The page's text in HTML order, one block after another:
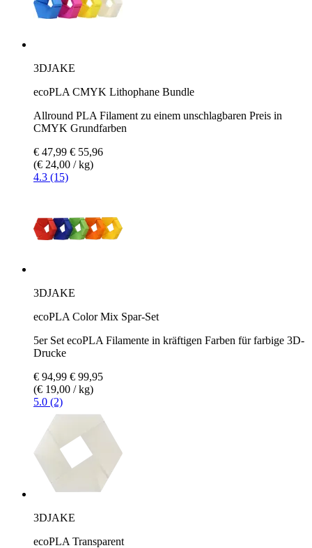
3DJAKE
ecoPLA CMYK Lithophane Bundle
Allround PLA Filament zu einem unschlagbaren Preis in
CMYK Grundfarben
€ 47,99 € 55,96
(€ 24,00 / kg)
4.3 (15)
3DJAKE
ecoPLA Color Mix Spar-Set
5er Set ecoPLA Filamente in kräftigen Farben für farbige 3D-
Drucke
€ 94,99 € 99,95
(€ 19,00 / kg)
5.0 (2)
3DJAKE
ecoPLA Transparent